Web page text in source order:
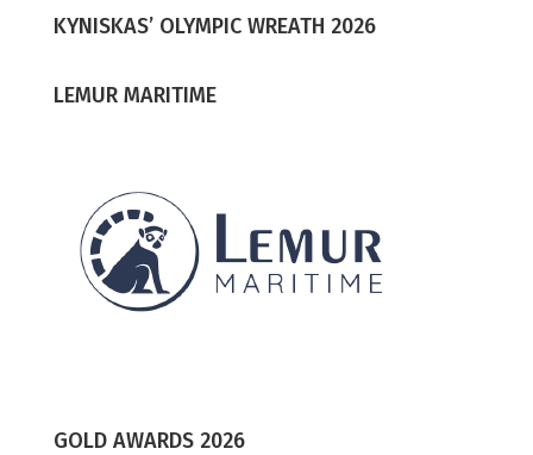
KYNISKAS’ OLYMPIC WREATH 2026
LEMUR MARITIME
GOLD AWARDS 2026